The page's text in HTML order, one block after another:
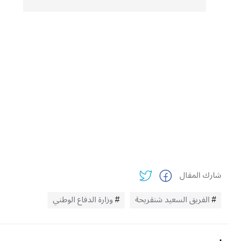
شارك المقال
الفريق السعيد شنقريحة
وزارة الدفاع الوطني